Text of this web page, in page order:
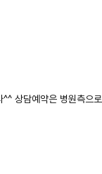
상담예약은 병원측으로